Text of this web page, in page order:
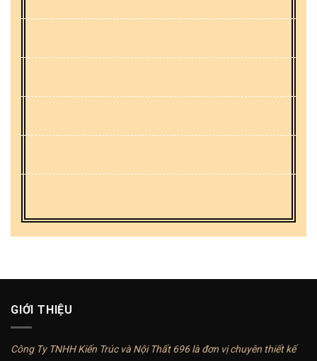
GIỚI THIỆU
Công Ty TNHH Kiến Trúc và Nội Thất 696 là đơn vị chuyên thiết kế